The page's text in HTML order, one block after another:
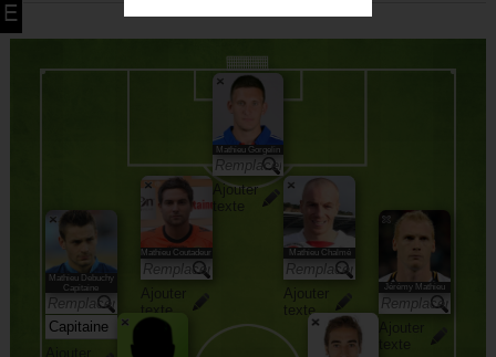
Mathieu Gorgelin
Ajouter
texte
Mathieu Debuchy
Capitaine
Ajouter
Mathieu Coutadeur
Ajouter
texte
Mathieu Chalmé
Ajouter
texte
Jérémy Mathieu
texte